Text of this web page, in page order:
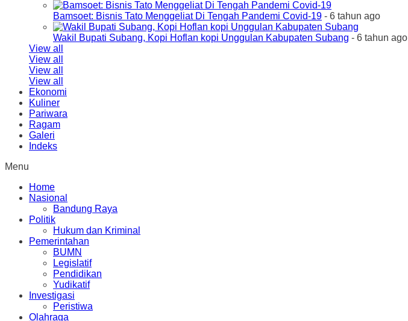
Bamsoet: Bisnis Tato Menggeliat Di Tengah Pandemi Covid-19 - 6 tahun ago
Wakil Bupati Subang, Kopi Hoflan kopi Unggulan Kabupaten Subang - 6 tahun ago
View all
View all
View all
View all
Ekonomi
Kuliner
Pariwara
Ragam
Galeri
Indeks
Menu
Home
Nasional
Bandung Raya
Politik
Hukum dan Kriminal
Pemerintahan
BUMN
Legislatif
Pendidikan
Yudikatif
Investigasi
Peristiwa
Olahraga